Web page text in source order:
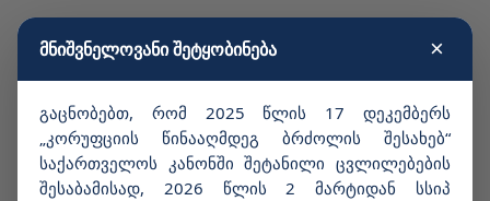
მნიშვნელოვანი შეტყობინება ×
გაცნობებთ, რომ 2025 წლის 17 დეკემბერს
„კორუფციის წინააღმდეგ ბრძოლის შესახებ“
საქართველოს კანონში შეტანილი ცვლილებების
შესაბამისად, 2026 წლის 2 მარტიდან სსიპ